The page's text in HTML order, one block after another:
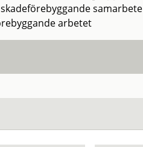
samarbete
arbetet